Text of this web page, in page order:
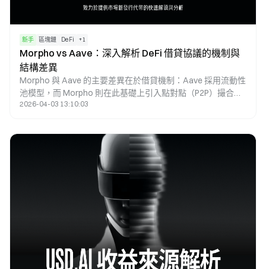
新手 區塊鏈 DeFi +1
Morpho vs Aave：深入解析 DeFi 借貸協議的機制與
結構差異
Morpho 與 Aave 的主要差異在於借貸機制：Aave 採用流動性
池模型，而 Morpho 則在此基礎上引入點對點（P2P）撮合機
制，使其能於相同市場中實現更優化的利率匹配。Aave 作為
本質區分在於「基礎設施」與「效率優化工具」。
2026-04-03 13:10:03